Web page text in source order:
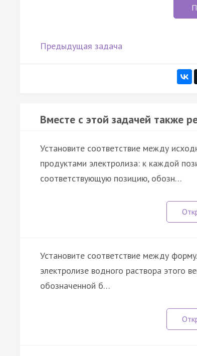
Предыдущая задача
Вместе с этой задачей также
Установите соответствие между
продуктами электролиза: к каждой
соответствующую позицию, обозн…
Установите соответствие между
электролизе водного раствора этого
обозначенной б…